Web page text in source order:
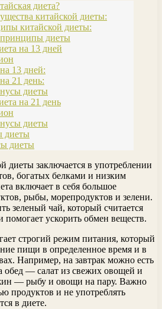
диета?
китайской диеты:
китайской диеты:
диеты
на 13 дней
13 дней:
21 день:
диеты
на 21 день
диеты
диеты
диеты
диеты заключается в употреблении
богатых белками и низким
включает в себя большое
рыбы, морепродуктов и зелени.
зеленый чай, который считается
помогает ускорить обмен веществ.
строгий режим питания, который
пищи в определенное время и в
Например, на завтрак можно есть
обед — салат из свежих овощей и
— рыбу и овощи на пару. Важно
продуктов и не употреблять
в диете.